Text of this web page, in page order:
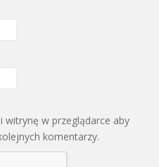
witrynę w przeglądarce aby
komentarzy.